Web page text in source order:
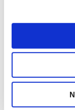
Dauer